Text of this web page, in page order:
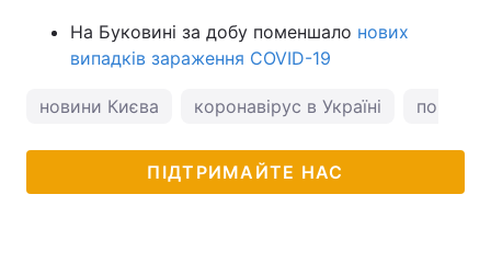
На Буковині за добу поменшало нових
випадків зараження COVID-19
новини Києва коронавірус в Україні погода
ПІДТРИМАЙТЕ НАС